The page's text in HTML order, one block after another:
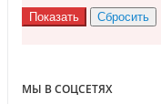
МЫ В СОЦСЕТЯХ